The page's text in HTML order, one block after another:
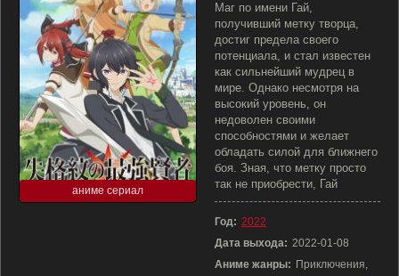
аниме сериал
Маг по имени Гай,
получивший метку творца,
достиг предела своего
потенциала, и стал известен
как сильнейший мудрец в
мире. Однако несмотря на
высокий уровень, он
недоволен своими
способностями и желает
обладать силой для ближнего
боя. Зная, что метку просто
так не приобрести, Гай
Год: 2022
Дата выхода: 2022-01-08
Аниме жанры: Приключения,